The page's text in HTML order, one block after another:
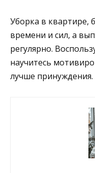
Уборка в квартире,
времени и сил, а
регулярно.
научитесь
лучше принуждения.